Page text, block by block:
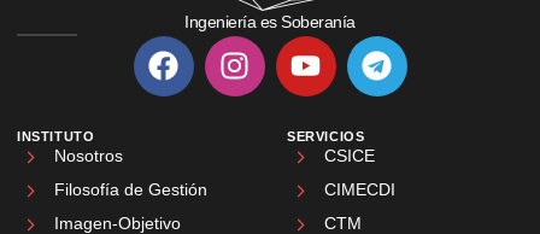
Ingeniería es Soberanía
INSTITUTO
Nosotros
Filosofía de Gestión
Imagen-Objetivo
SERVICIOS
CSICE
CIMECDI
CTM